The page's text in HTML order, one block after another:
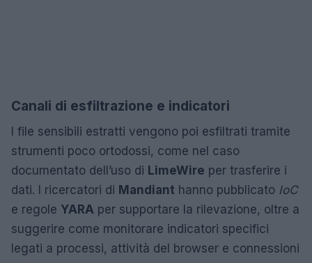
Canali di esfiltrazione e indicatori
I file sensibili estratti vengono poi esfiltrati tramite
strumenti poco ortodossi, come nel caso
documentato dell’uso di LimeWire per trasferire i
dati. I ricercatori di Mandiant hanno pubblicato IoC
e regole YARA per supportare la rilevazione, oltre a
suggerire come monitorare indicatori specifici
legati a processi, attività del browser e connessioni